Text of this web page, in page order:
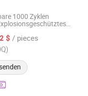
1000 Zyklen
$ / pieces
Co., Ltd.